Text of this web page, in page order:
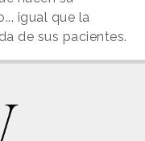
igual que la
de sus pacientes.